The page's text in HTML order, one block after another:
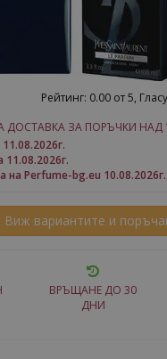
Рейтинг: 0.00 от 5,
ДОСТАВКА ЗА ПОРЪЧКИ НАД
на Perfume-bg.eu 10.08.2026г.
Виж вариантите и
ВРЪЩАНЕ ДО 30
ДНИ